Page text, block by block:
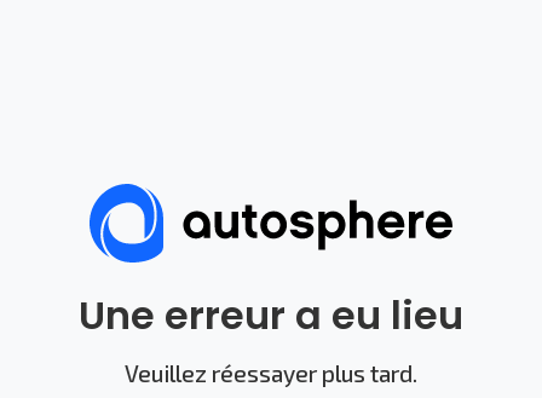
Une erreur a eu lieu
Veuillez réessayer plus tard.